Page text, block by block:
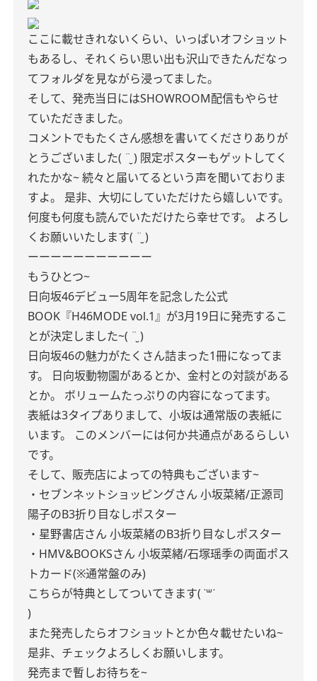
ここに載せきれないくらい、いっぱいオフショット
もあるし、それくらい思い出も沢山できたんだなっ
てフォルダを見ながら浸ってました。
そして、発売当日にはSHOWROOM配信もやらせ
ていただきました。
コメントでもたくさん感想を書いてくださりありが
とうございました( ¨̮ ) 限定ポスターもゲットしてく
れたかな~続々と届いてるという声を聞いておりま
すよ。
是非、大切にしていただけたら嬉しいです。
何度も何度も読んでいただけたら幸せです。
よろし
くお願いいたします( ¨̮ )
ーーーーーーーーーーー
もうひとつ~
日向坂46デビュー5周年を記念した公式
BOOK『H46MODE vol.1』が3月19日に発売するこ
とが決定しました~( ¨̮ )
日向坂46の魅力がたくさん詰まった1冊になってま
す。
日向坂動物園があるとか、金村との対談がある
とか。
ボリュームたっぷりの内容になってます。
表紙は3タイプありまして、小坂は通常版の表紙に
います。
このメンバーには何か共通点があるらしい
です。
そして、販売店によっての特典もございます~
・セブンネットショッピングさん 小坂菜緒/正源司
陽子のB3折り目なしポスター
・星野書店さん 小坂菜緒のB3折り目なしポスター
・HMV&BOOKSさん 小坂菜緒/石塚瑶季の両面ポス
トカード(※通常盤のみ)
こちらが特典としてついてきます( ˙꒳​˙
)
また発売したらオフショットとか色々載せたいね~
是非、チェックよろしくお願いします。
発売まで暫しお待ちを~